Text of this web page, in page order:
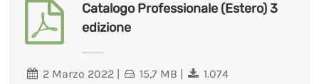
Catalogo Professionale (Estero) 3
edizione
2 Marzo 2022| 15,7 MB | 1.074